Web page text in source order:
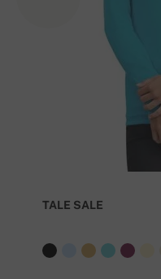
TALE SALE